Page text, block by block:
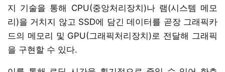
지 기술을 통해 CPU(중앙처리장치)나 램(시스템 메모
리)을 거치지 않고 SSD에 담긴 데이터를 곧장 그래픽카
드의 메모리 및 GPU(그래픽처리장치)로 전달해 그래픽
을 구현할 수 있다.